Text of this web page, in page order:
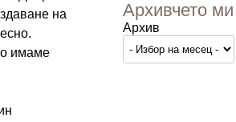
на
имаме
Архивчето ми
Архив